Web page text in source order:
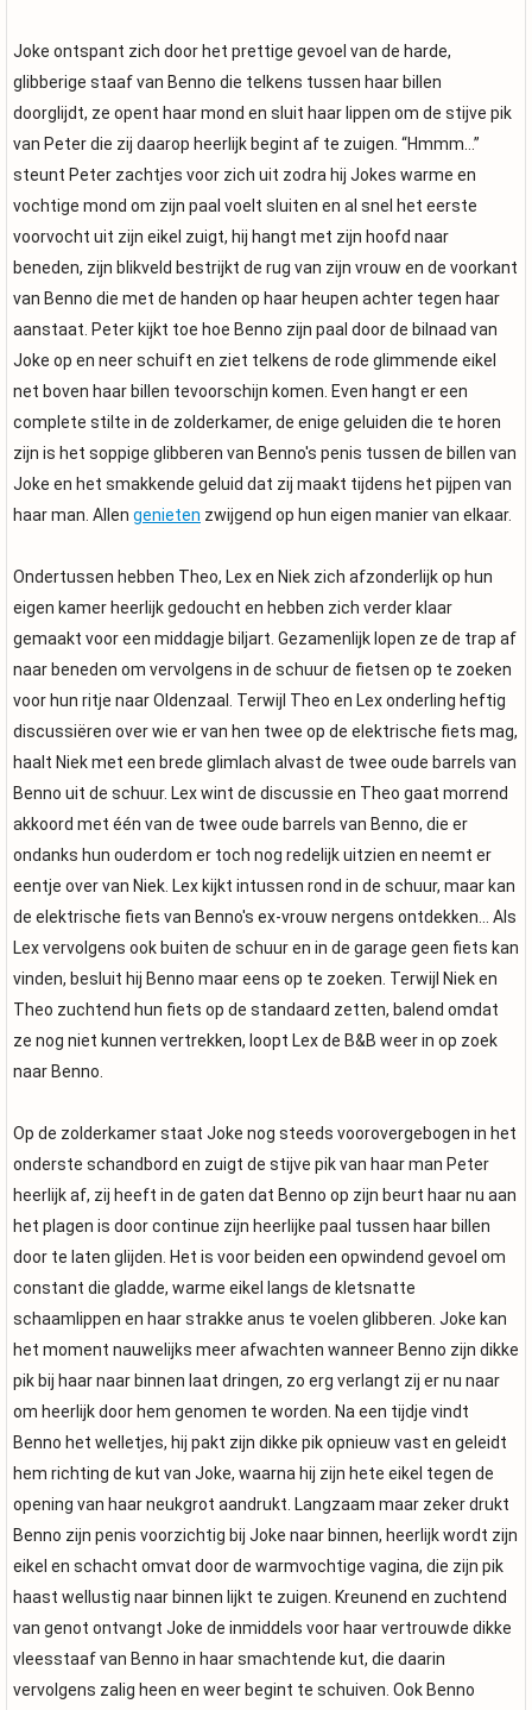
Joke ontspant zich door het prettige gevoel van de harde,
glibberige staaf van Benno die telkens tussen haar billen
doorglijdt, ze opent haar mond en sluit haar lippen om de stijve pik
van Peter die zij daarop heerlijk begint af te zuigen. “Hmmm…”
steunt Peter zachtjes voor zich uit zodra hij Jokes warme en
vochtige mond om zijn paal voelt sluiten en al snel het eerste
voorvocht uit zijn eikel zuigt, hij hangt met zijn hoofd naar
beneden, zijn blikveld bestrijkt de rug van zijn vrouw en de voorkant
van Benno die met de handen op haar heupen achter tegen haar
aanstaat. Peter kijkt toe hoe Benno zijn paal door de bilnaad van
Joke op en neer schuift en ziet telkens de rode glimmende eikel
net boven haar billen tevoorschijn komen. Even hangt er een
complete stilte in de zolderkamer, de enige geluiden die te horen
zijn is het soppige glibberen van Benno's penis tussen de billen van
Joke en het smakkende geluid dat zij maakt tijdens het pijpen van
haar man. Allen genieten zwijgend op hun eigen manier van elkaar.
Ondertussen hebben Theo, Lex en Niek zich afzonderlijk op hun
eigen kamer heerlijk gedoucht en hebben zich verder klaar
gemaakt voor een middagje biljart. Gezamenlijk lopen ze de trap af
naar beneden om vervolgens in de schuur de fietsen op te zoeken
voor hun ritje naar Oldenzaal. Terwijl Theo en Lex onderling heftig
discussiëren over wie er van hen twee op de elektrische fiets mag,
haalt Niek met een brede glimlach alvast de twee oude barrels van
Benno uit de schuur. Lex wint de discussie en Theo gaat morrend
akkoord met één van de twee oude barrels van Benno, die er
ondanks hun ouderdom er toch nog redelijk uitzien en neemt er
eentje over van Niek. Lex kijkt intussen rond in de schuur, maar kan
de elektrische fiets van Benno's ex-vrouw nergens ontdekken... Als
Lex vervolgens ook buiten de schuur en in de garage geen fiets kan
vinden, besluit hij Benno maar eens op te zoeken. Terwijl Niek en
Theo zuchtend hun fiets op de standaard zetten, balend omdat
ze nog niet kunnen vertrekken, loopt Lex de B&B weer in op zoek
naar Benno.
Op de zolderkamer staat Joke nog steeds voorovergebogen in het
onderste schandbord en zuigt de stijve pik van haar man Peter
heerlijk af, zij heeft in de gaten dat Benno op zijn beurt haar nu aan
het plagen is door continue zijn heerlijke paal tussen haar billen
door te laten glijden. Het is voor beiden een opwindend gevoel om
constant die gladde, warme eikel langs de kletsnatte
schaamlippen en haar strakke anus te voelen glibberen. Joke kan
het moment nauwelijks meer afwachten wanneer Benno zijn dikke
pik bij haar naar binnen laat dringen, zo erg verlangt zij er nu naar
om heerlijk door hem genomen te worden. Na een tijdje vindt
Benno het welletjes, hij pakt zijn dikke pik opnieuw vast en geleidt
hem richting de kut van Joke, waarna hij zijn hete eikel tegen de
opening van haar neukgrot aandrukt. Langzaam maar zeker drukt
Benno zijn penis voorzichtig bij Joke naar binnen, heerlijk wordt zijn
eikel en schacht omvat door de warmvochtige vagina, die zijn pik
haast wellustig naar binnen lijkt te zuigen. Kreunend en zuchtend
van genot ontvangt Joke de inmiddels voor haar vertrouwde dikke
vleesstaaf van Benno in haar smachtende kut, die daarin
vervolgens zalig heen en weer begint te schuiven. Ook Benno